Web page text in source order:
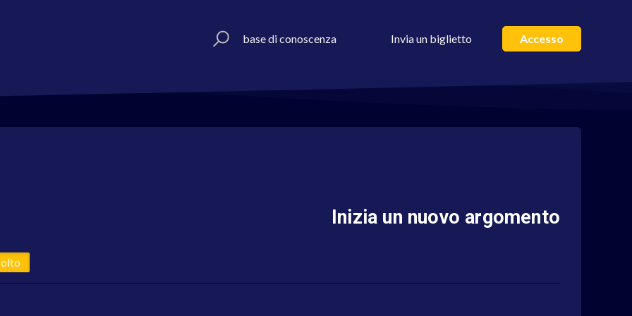
base di conoscenza Invia un biglietto Accesso
Inizia un nuovo argomento